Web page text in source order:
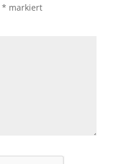
* markiert